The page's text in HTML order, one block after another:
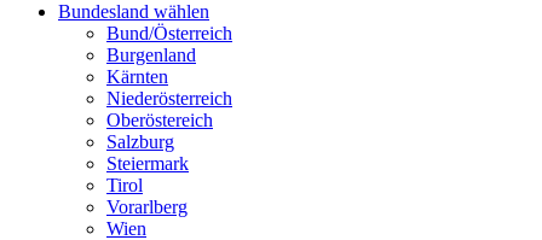
Bundesland wählen
Bund/Österreich
Burgenland
Kärnten
Niederösterreich
Oberöstereich
Salzburg
Steiermark
Tirol
Vorarlberg
Wien